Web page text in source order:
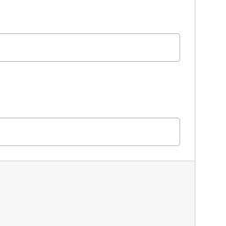
る
画
で
す。
る
画
で
す。